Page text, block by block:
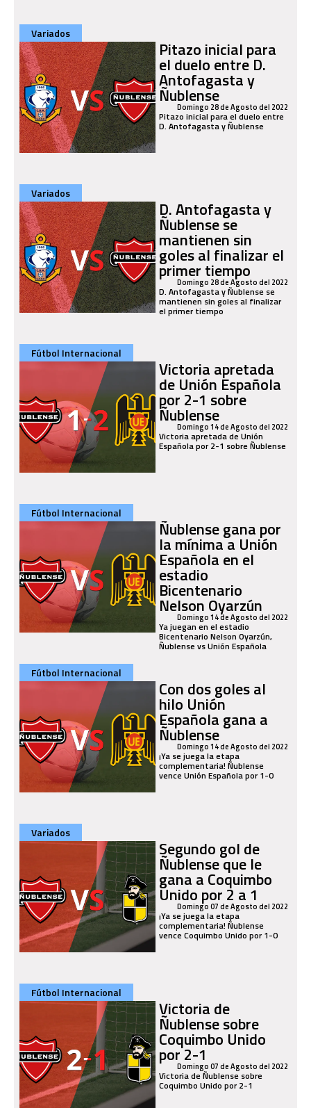
Variados
Pitazo inicial para
el duelo entre D.
Antofagasta y
Ñublense
Domingo 28 de Agosto del 2022
Pitazo inicial para el duelo entre
D. Antofagasta y Ñublense
Variados
D. Antofagasta y
Ñublense se
mantienen sin
goles al finalizar el
primer tiempo
Domingo 28 de Agosto del 2022
D. Antofagasta y Ñublense se
mantienen sin goles al finalizar
el primer tiempo
Fútbol Internacional
Victoria apretada
de Unión Española
por 2-1 sobre
Ñublense
Domingo 14 de Agosto del 2022
Victoria apretada de Unión
Española por 2-1 sobre Ñublense
Fútbol Internacional
Ñublense gana por
la mínima a Unión
Española en el
estadio
Bicentenario
Nelson Oyarzún
Domingo 14 de Agosto del 2022
Ya juegan en el estadio
Bicentenario Nelson Oyarzún,
Ñublense vs Unión Española
Fútbol Internacional
Con dos goles al
hilo Unión
Española gana a
Ñublense
Domingo 14 de Agosto del 2022
¡Ya se juega la etapa
complementaria! Ñublense
vence Unión Española por 1-0
Variados
Segundo gol de
Ñublense que le
gana a Coquimbo
Unido por 2 a 1
Domingo 07 de Agosto del 2022
¡Ya se juega la etapa
complementaria! Ñublense
vence Coquimbo Unido por 1-0
Fútbol Internacional
Victoria de
Ñublense sobre
Coquimbo Unido
por 2-1
Domingo 07 de Agosto del 2022
Victoria de Ñublense sobre
Coquimbo Unido por 2-1